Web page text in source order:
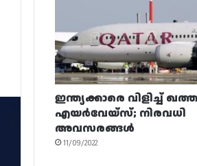
ഇന്ത്യക്കാരെ വിളിച്ച്
എയർവേയ്‌സ്; നിരവധി
അവസരങ്ങൾ
11/09/2022